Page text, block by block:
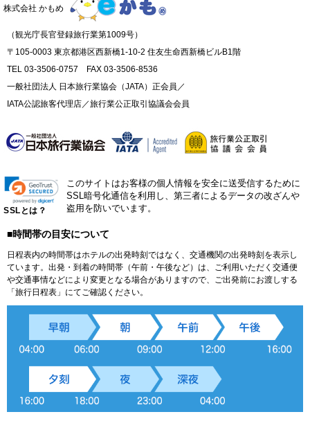
株式会社 かもめ
（観光庁長官登録旅行業第1009号）
〒105-0003 東京都港区西新橋1-10-2 住友生命西新橋ビルB1階
TEL 03-3506-0757 FAX 03-3506-8536
一般社団法人 日本旅行業協会（JATA）正会員／
IATA公認旅客代理店／旅行業公正取引協議会会員
SSLとは？
このサイトはお客様の個人情報を安全に送受信するために
SSL暗号化通信を利用し、第三者によるデータの改ざんや
盗用を防いでいます。
■時間帯の目安について
日程表内の時間帯はホテルの出発時刻ではなく、交通機関の出発時刻を表示し
ています。出発・到着の時間帯（午前・午後など）は、ご利用いただく交通便
や交通事情などにより変更となる場合がありますので、ご出発前にお渡しする
「旅行日程表」にてご確認ください。